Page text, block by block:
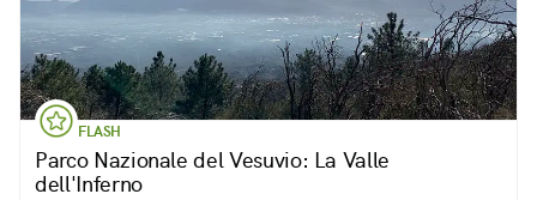
FLASH
Parco Nazionale del Vesuvio: La Valle
dell'Inferno